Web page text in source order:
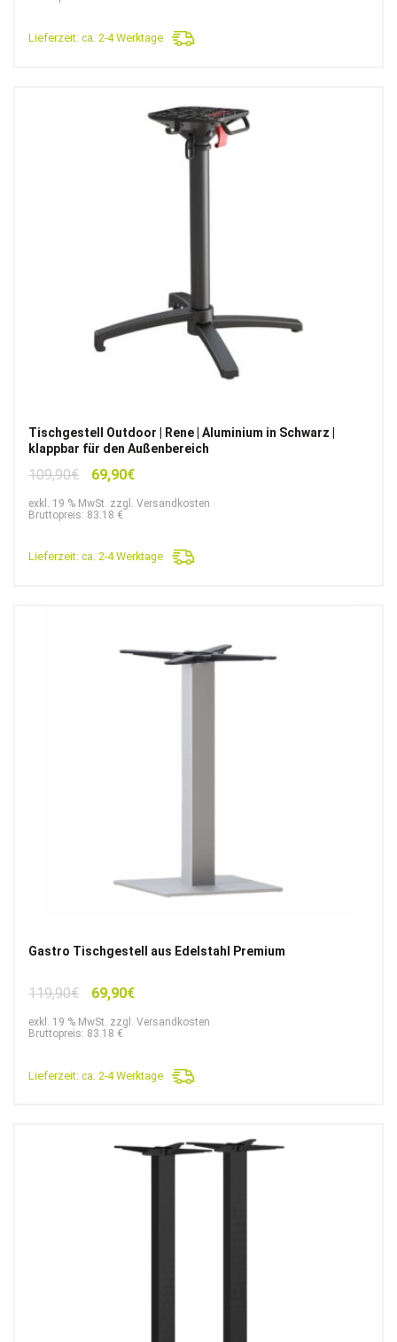
Lieferzeit: ca. 2-4 Werktage
Tischgestell Outdoor | Rene | Aluminium in Schwarz |
klappbar für den Außenbereich
109,90€
Ursprünglicher
war:
69,90€Aktueller
ist:
exkl. 19 % MwSt. zzgl. Versandkosten
Bruttopreis: 83.18 €
Lieferzeit: ca. 2-4 Werktage
Gastro Tischgestell aus Edelstahl Premium
119,90€
Ursprünglicher
war:
69,90€Aktueller
ist:
exkl. 19 % MwSt. zzgl. Versandkosten
Bruttopreis: 83.18 €
Lieferzeit: ca. 2-4 Werktage